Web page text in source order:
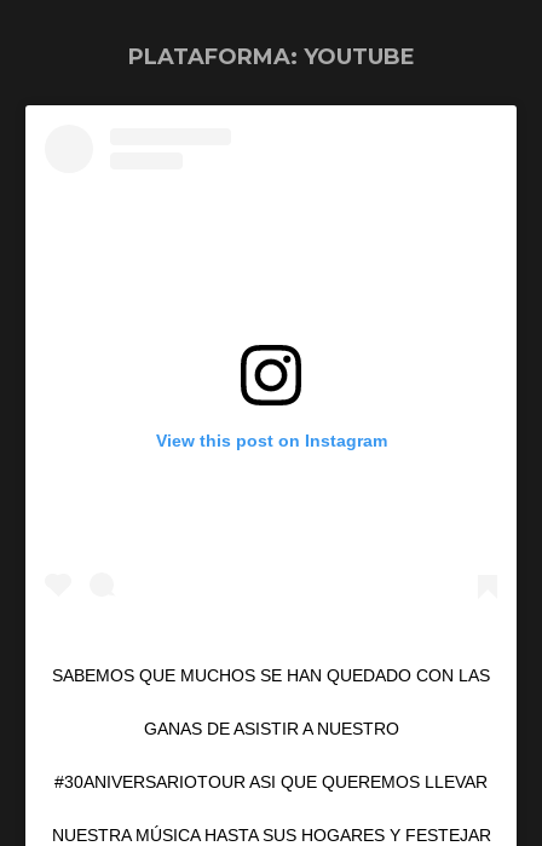
PLATAFORMA: YOUTUBE
View this post on Instagram
SABEMOS QUE MUCHOS SE HAN QUEDADO CON LAS
GANAS DE ASISTIR A NUESTRO
#30ANIVERSARIOTOUR ASI QUE QUEREMOS LLEVAR
NUESTRA MÚSICA HASTA SUS HOGARES Y FESTEJAR